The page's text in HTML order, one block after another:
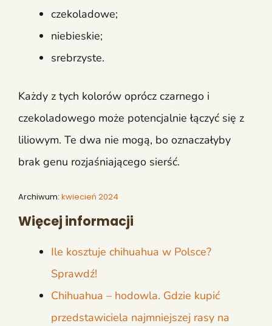
czekoladowe;
niebieskie;
srebrzyste.
Każdy z tych kolorów oprócz czarnego i
czekoladowego może potencjalnie łączyć się z
liliowym. Te dwa nie mogą, bo oznaczałyby
brak genu rozjaśniającego sierść.
Archiwum: kwiecień 2024
Więcej informacji
Ile kosztuje chihuahua w Polsce?
Sprawdź!
Chihuahua – hodowla. Gdzie kupić
przedstawiciela najmniejszej rasy na